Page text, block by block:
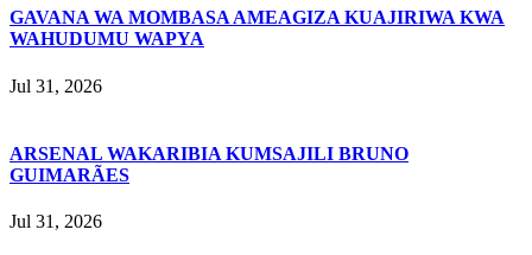
GAVANA WA MOMBASA AMEAGIZA KUAJIRIWA KWA
WAHUDUMU WAPYA
Jul 31, 2026
ARSENAL WAKARIBIA KUMSAJILI BRUNO
GUIMARÃES
Jul 31, 2026